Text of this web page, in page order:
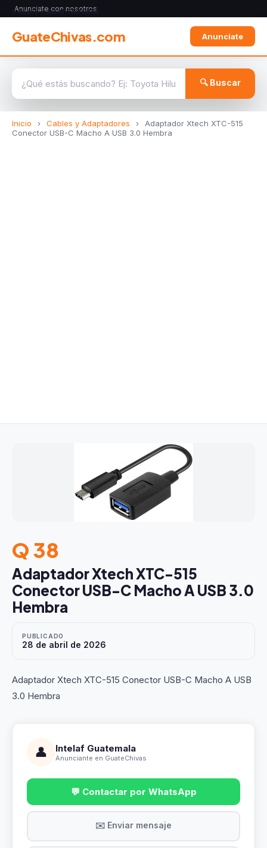
Anunciate con nosotros
GuateChivas.com Anunciate
🔍 Buscar
Inicio › Cables y Adaptadores ›
Adaptador Xtech XTC-515
Conector USB-C Macho A USB 3.0 Hembra
CABLES Y ADAPTADORES
Q 38
Adaptador Xtech XTC-515
Conector USB-C Macho A USB 3.0
Hembra
PUBLICADO
28 de abril de 2026
Adaptador Xtech XTC-515 Conector USB-C Macho A USB
3.0 Hembra
👤 Intelaf Guatemala
Anunciante en GuateChivas
💬 Contactar por WhatsApp
✉️ Enviar mensaje